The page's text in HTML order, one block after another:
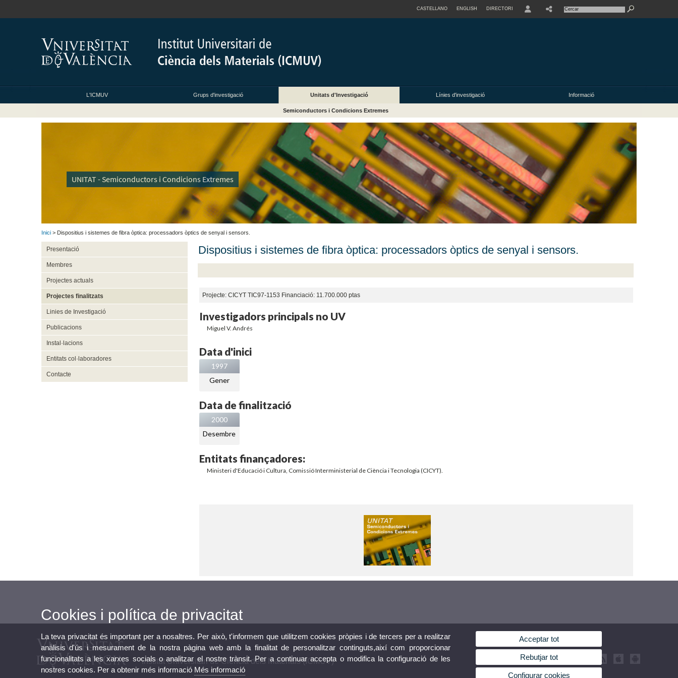
CASTELLANO ENGLISH DIRECTORI
L'ICMUV Grups d'investigació Unitats d'Investigació Línies d'investigació Informació
Semiconductors i Condicions Extremes
UNITAT - Semiconductors i Condicions Extremes
Inici > Dispositius i sistemes de fibra òptica: processadors òptics de senyal i sensors.
Presentació
Membres
Projectes actuals
Projectes finalitzats
Linies de Investigació
Publicacions
Instal·lacions
Entitats col·laboradores
Contacte
Dispositius i sistemes de fibra òptica: processadors òptics de senyal i sensors.
Projecte: CICYT TIC97-1153 Financiació: 11.700.000 ptas
Investigadors principals no UV
Miguel V. Andrés
Data d'inici
1997
Gener
Data de finalització
2000
Desembre
Entitats finançadores:
Ministeri d'Educació i Cultura, Comissió Interministerial de Ciència i Tecnologia (CICYT).
Institut Universitari de Ciència dels Materials (ICMUV)
Cookies i política de privacitat
La teva privacitat és important per a nosaltres. Per això, t'informem que utilitzem cookies pròpies i de tercers per a realitzar
anàlisis d'ús i mesurament de la nostra pàgina web amb la finalitat de personalitzar continguts,així com proporcionar
funcionalitats a les xarxes socials o analitzar el nostre trànsit. Per a continuar accepta o modifica la configuració de les
nostres cookies. Per a obtenir més informació Més informació
Acceptar tot
Rebutjar tot
Configurar cookies